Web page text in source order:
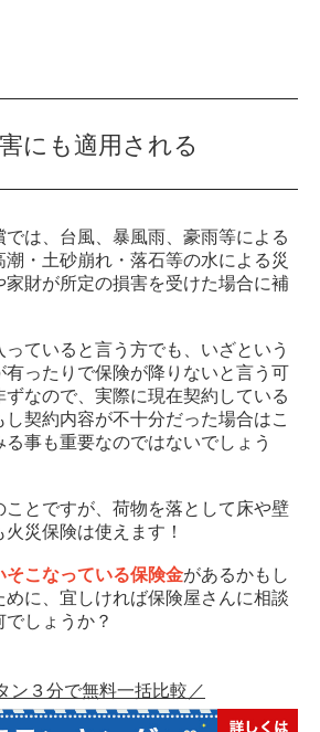
にも適用される
は、台風、暴風雨、豪雨等による
・土砂崩れ・落石等の水による災
家財が所定の損害を受けた場合に補
ていると言う方でも、いざという
有ったりで保険が降りないと言う可
なので、実際に現在契約している
契約内容が不十分だった場合はこ
事も重要なのではないでしょう
ことですが、荷物を落として床や壁
災保険は使えます！
そこなっている保険金があるかもし
めに、宜しければ保険屋さんに相談
でしょうか？
ン３分で無料一括比較／